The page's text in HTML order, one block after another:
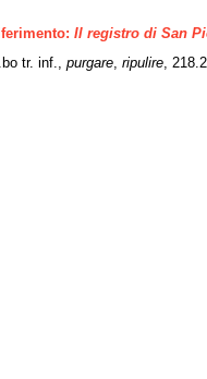
Il registro di San
tr. inf., purgare ripulire